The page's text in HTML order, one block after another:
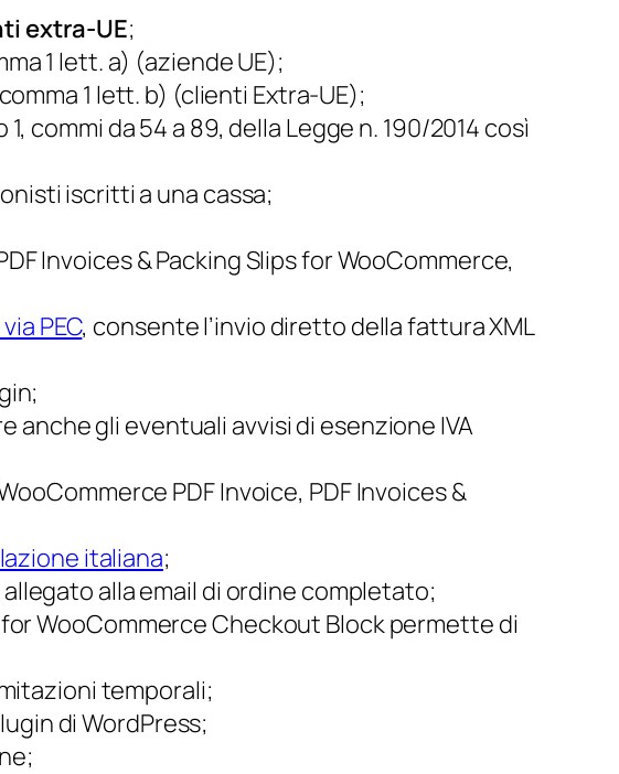
extra-UE;
1 lett. a) (aziende UE);
1 lett. b) (clienti Extra-UE);
commi da 54 a 89, della Legge n. 190/2014 così
iscritti a una cassa;
Invoices & Packing Slips for WooCommerce,
PEC, consente l’invio diretto della fattura XML
gli eventuali avvisi di esenzione IVA
PDF Invoice, PDF Invoices &
italiana;
alla email di ordine completato;
WooCommerce Checkout Block permette di
temporali;
di WordPress;